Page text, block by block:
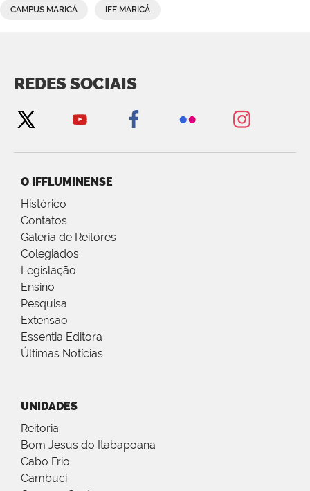
CAMPUS MARICÁ IFF MARICÁ
REDES SOCIAIS
O IFFLUMINENSE
Histórico
Contatos
Galeria de Reitores
Colegiados
Legislação
Ensino
Pesquisa
Extensão
Essentia Editora
Últimas Notícias
UNIDADES
Reitoria
Bom Jesus do Itabapoana
Cabo Frio
Cambuci